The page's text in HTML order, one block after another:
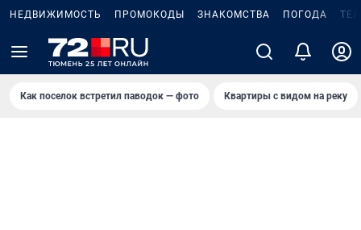
НЕДВИЖИМОСТЬ ПРОМОКОДЫ ЗНАКОМСТВА ПОГОДА
Как поселок встретил паводок — фото Квартиры с видом на реку